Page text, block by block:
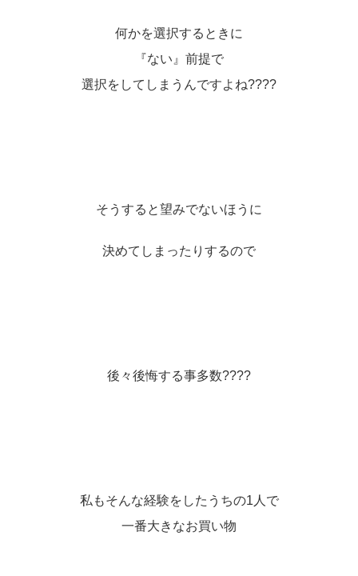
何かを選択するときに
『ない』前提で
選択をしてしまうんですよね????
そうすると望みでないほうに
決めてしまったりするので
後々後悔する事多数????
私もそんな経験をしたうちの1人で
一番大きなお買い物